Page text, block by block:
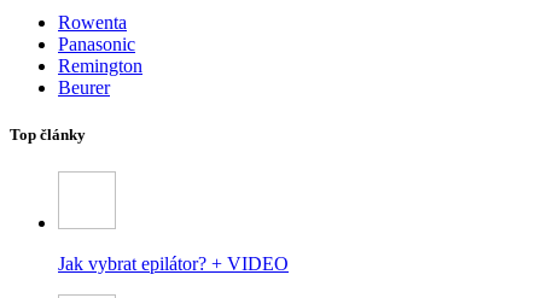
Rowenta
Panasonic
Remington
Beurer
Top články
Jak vybrat epilátor? + VIDEO